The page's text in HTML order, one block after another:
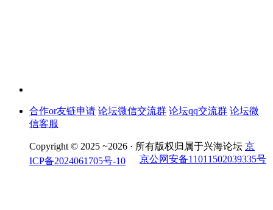
合作or友链申请 论坛微信交流群 论坛qq交流群 论坛微
信客服
Copyright © 2025 ~2026 · 所有版权归属于兴海论坛 京
ICP备2024061705号-10
京公网安备11011502039335号